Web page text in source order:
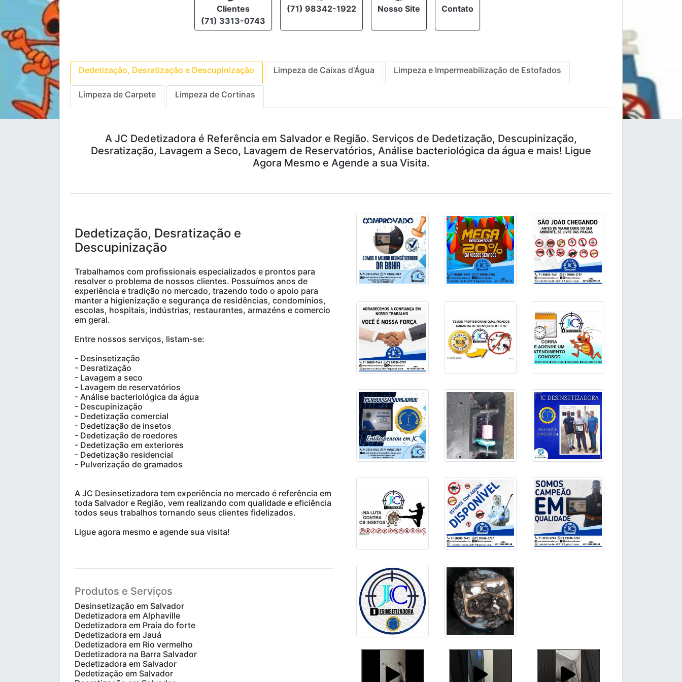
Clientes
(71) 3313-0743
(71) 98342-1922 Nosso Site Contato
Dedetização, Desratização e Descupinização Limpeza de Caixas d'Água Limpeza e Impermeabilização de Estofados
Limpeza de Carpete Limpeza de Cortinas
A JC Dedetizadora é Referência em Salvador e Região. Serviços de Dedetização, Descupinização,
Desratização, Lavagem a Seco, Lavagem de Reservatórios, Análise bacteriológica da água e mais! Ligue
Agora Mesmo e Agende a sua Visita.
Dedetização, Desratização e
Descupinização
Trabalhamos com profissionais especializados e prontos para
resolver o problema de nossos clientes. Possuímos anos de
experiência e tradição no mercado, trazendo todo o apoio para
manter a higienização e segurança de residências, condomínios,
escolas, hospitais, indústrias, restaurantes, armazéns e comercio
em geral.
Entre nossos serviços, listam-se:
- Desinsetização
- Desratização
- Lavagem a seco
- Lavagem de reservatórios
- Análise bacteriológica da água
- Descupinização
- Dedetização comercial
- Dedetização de insetos
- Dedetização de roedores
- Dedetização em exteriores
- Dedetização residencial
- Pulverização de gramados
A JC Desinsetizadora tem experiência no mercado é referência em
toda Salvador e Região, vem realizando com qualidade e eficiência
todos seus trabalhos tornando seus clientes fidelizados.
Ligue agora mesmo e agende sua visita!
Produtos e Serviços
Desinsetização em Salvador
Dedetizadora em Alphaville
Dedetizadora em Praia do forte
Dedetizadora em Jauá
Dedetizadora em Rio vermelho
Dedetizadora na Barra Salvador
Dedetizadora em Salvador
Dedetização em Salvador